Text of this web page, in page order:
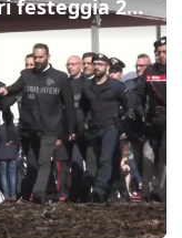
Milano, l'Arma dei Carabinieri festeggia 212 anni